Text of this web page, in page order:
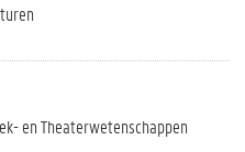
en Theaterwetenschappen